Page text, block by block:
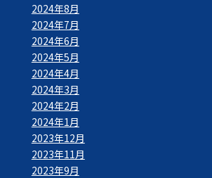
2024年8月
2024年7月
2024年6月
2024年5月
2024年4月
2024年3月
2024年2月
2024年1月
2023年12月
2023年11月
2023年9月